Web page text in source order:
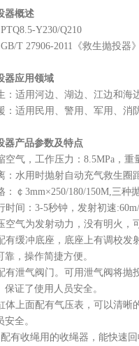
器概述
Y230/Q210
T 27906-2011《救生抛投器》
器应用领域
：适用河边、湖边、江边和海
：适用民用、警用、军用、消
器产品参数及特点
空气，工作压力：8.5MPa，重
：水用时抛射自动充气救生圈
：￠3mm×250/180/150M,三种
时间：3-5秒钟，发射初速
空气为发射动力，没有明火，
有缓冲底座，底座上有调校发
，操作简捷方便。
有泄气阀门。可用泄气阀将抛
保证了使用人员安全。
体上面配有气压表，可以清晰
全。
有收绳用的收绳器，能快速